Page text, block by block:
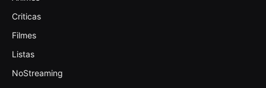
Criticas
Filmes
Listas
NoStreaming